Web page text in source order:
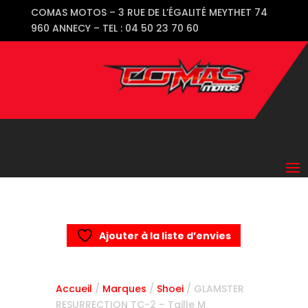
COMAS MOTOS – 3 RUE DE L’ÉGALITÉ MEYTHET 74
960 ANNECY – TEL : 04 50 23 70 60
Ajouter à la liste d’envies
Accueil / Marques / Shoei/ GLAMSTER
RESURRECTION TC-2 – Taille M